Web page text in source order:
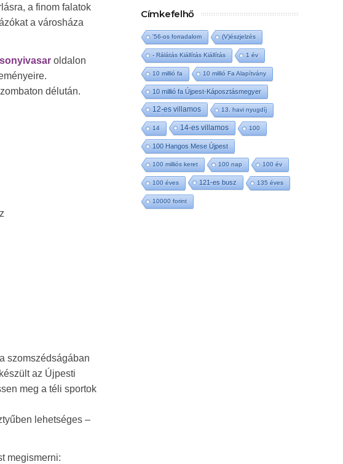
a finom falatok
a városháza
oldalon
délután.
szomszédságában
az Újpesti
meg a téli sportok
lehetséges –
megismerni:
Címkefelhő
'56-os forradalom (V)észjelzés
- Rálátás Kiállítás Kiállítás 1 év
10 millió fa 10 millió Fa Alapítvány
10 millió fa Újpest-Káposztásmegyer
12-es villamos 13. havi nyugdíj
14 14-es villamos 100
100 Hangos Mese Újpest
100 milliós keret 100 nap 100 év
100 éves 121-es busz 135 éves
10000 forint